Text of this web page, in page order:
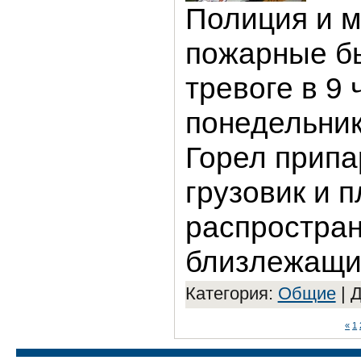
Полиция и
пожарные
тревоге в 9
Горел
грузовик и
Категория: Общие|
« 1